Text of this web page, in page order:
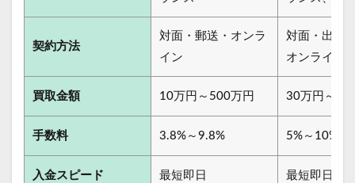
契約方法
対面・郵送・オンラ
イン
対面・出張
オンライン
買取金額 10万円～500万円 30万円～1
手数料 3.8%～9.8% 5%～10%
入金スピード 最短即日 最短即日